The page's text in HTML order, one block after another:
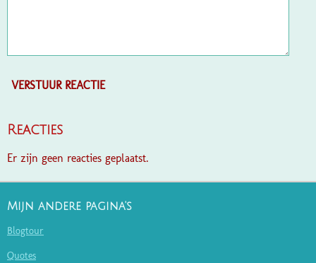
VERSTUUR REACTIE
Reacties
Er zijn geen reacties geplaatst.
Mijn andere pagina's
Blogtour
Quotes